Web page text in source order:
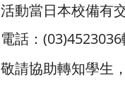
活動當日本校備有
電話：(03)4523036
敬請協助轉知學生